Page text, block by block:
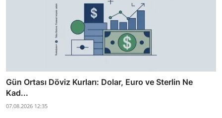
Gün Ortası Döviz Kurları: Dolar, Euro ve Sterlin Ne
Kad...
07.08.2026 12:35